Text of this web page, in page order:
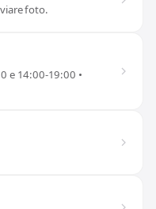
foto.
e 14:00-19:00 •